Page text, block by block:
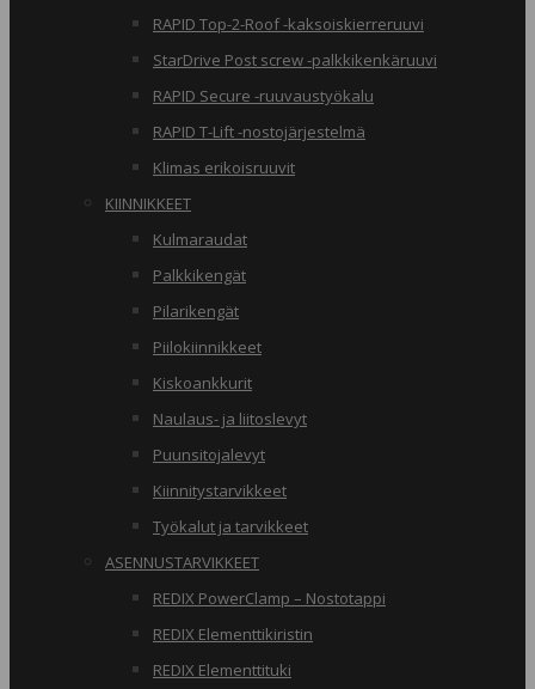
RAPID Top-2-Roof -kaksoiskierreruuvi
StarDrive Post screw -palkkikenkäruuvi
RAPID Secure -ruuvaustyökalu
RAPID T-Lift -nostojärjestelmä
Klimas erikoisruuvit
KIINNIKKEET
Kulmaraudat
Palkkikengät
Pilarikengät
Piilokiinnikkeet
Kiskoankkurit
Naulaus- ja liitoslevyt
Puunsitojalevyt
Kiinnitystarvikkeet
Työkalut ja tarvikkeet
ASENNUSTARVIKKEET
REDIX PowerClamp – Nostotappi
REDIX Elementtikiristin
REDIX Elementtituki